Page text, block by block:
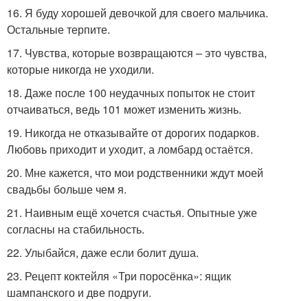
16. Я буду хорошей девочкой для своего мальчика.
Остальные терпите.
17. Чувства, которые возвращаются – это чувства,
которые никогда не уходили.
18. Даже после 100 неудачных попыток не стоит
отчаиваться, ведь 101 может изменить жизнь.
19. Никогда не отказывайте от дорогих подарков.
Любовь приходит и уходит, а ломбард остаётся.
20. Мне кажется, что мои родственники ждут моей
свадьбы больше чем я.
21. Наивным ещё хочется счастья. Опытные уже
согласны на стабильность.
22. Улыбайся, даже если болит душа.
23. Рецепт коктейля «Три поросёнка»: ящик
шампанского и две подруги.